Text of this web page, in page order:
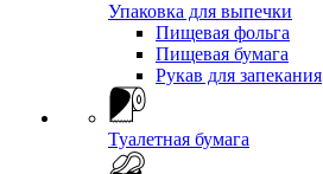
Упаковка для выпечки
Пищевая фольга
Пищевая бумага
Рукав для запекания
Туалетная бумага